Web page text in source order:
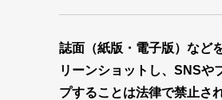
誌面（紙版・電子版）など
リーンショットし、SNSや
プすることは法律で禁止さ